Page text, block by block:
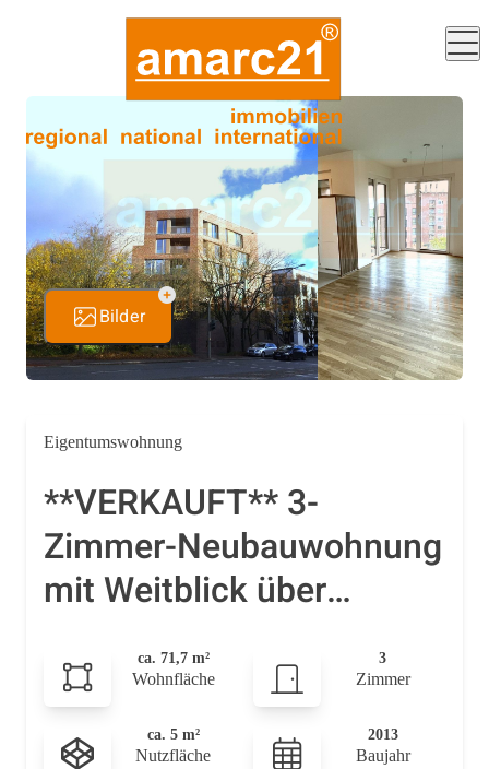
Bilder
Eigentumswohnung
**VERKAUFT** 3-
Zimmer-Neubauwohnung
mit Weitblick über
Stellplatz
ca. 71,7 m²
Wohnfläche
3
Zimmer
ca. 5 m²
Nutzfläche
2013
Baujahr